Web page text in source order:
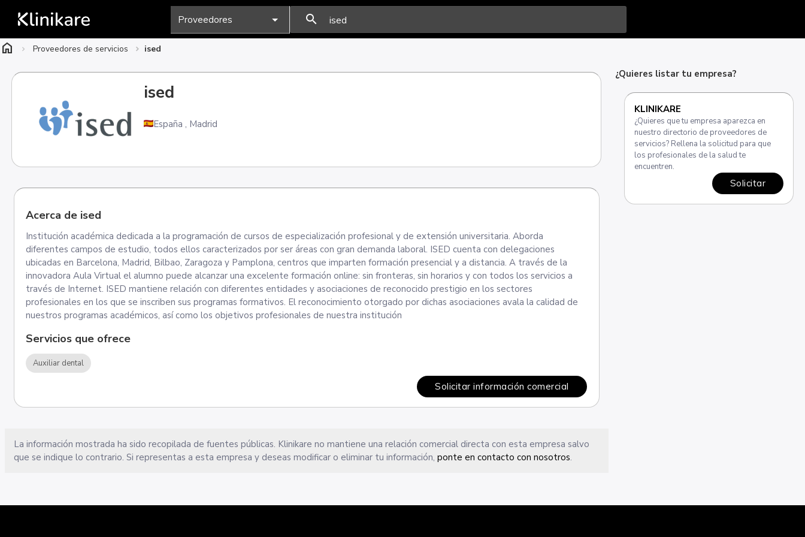
search
home Proveedores de servicios ised
ised
España , Madrid
Acerca de ised
Institución académica dedicada a la programación de cursos de especialización profesional y de extensión universitaria. Aborda
diferentes campos de estudio, todos ellos caracterizados por ser áreas con gran demanda laboral. ISED cuenta con delegaciones
ubicadas en Barcelona, Madrid, Bilbao, Zaragoza y Pamplona, centros que imparten formación presencial y a distancia. A través de la
innovadora Aula Virtual el alumno puede alcanzar una excelente formación online: sin fronteras, sin horarios y con todos los servicios a
través de Internet. ISED mantiene relación con diferentes entidades y asociaciones de reconocido prestigio en los sectores
profesionales en los que se inscriben sus programas formativos. El reconocimiento otorgado por dichas asociaciones avala la calidad de
nuestros programas académicos, así como los objetivos profesionales de nuestra institución
Servicios que ofrece
Auxiliar dental
Solicitar información comercial
La información mostrada ha sido recopilada de fuentes públicas. Klinikare no mantiene una relación comercial directa con esta empresa salvo
que se indique lo contrario. Si representas a esta empresa y deseas modificar o eliminar tu información, ponte en contacto con nosotros.
¿Quieres listar tu empresa?
KLINIKARE
¿Quieres que tu empresa aparezca en
nuestro directorio de proveedores de
servicios? Rellena la solicitud para que
los profesionales de la salud te
encuentren.
Solicitar